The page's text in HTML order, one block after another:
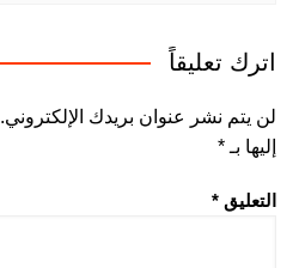
اترك تعليقاً
لن يتم نشر عنوان بريدك الإلكتروني.
إليها بـ *
التعليق *